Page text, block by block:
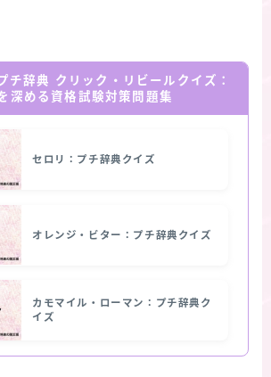
チ辞典 クリック・リビールクイズ：
深める資格試験対策問題集
セロリ：プチ辞典クイズ
オレンジ・ビター：プチ辞典クイズ
カモマイル・ローマン：プチ辞典ク
イズ